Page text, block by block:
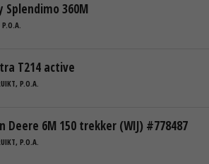
Splendimo 360M
T214 active
P.O.A.
Deere 6M 150 trekker (WIJ) #778487
P.O.A.